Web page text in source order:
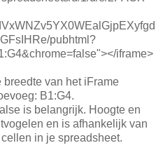
pubhtml?
iframe>
van het iFrame
B1:G4.
is belangrijk. Hoogte en
en is afhankelijk van
in je spreadsheet.